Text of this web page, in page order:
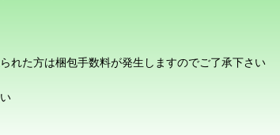
れた方は梱包手数料が発生しますのでご了承下さい